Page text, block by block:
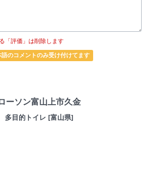
「評価」は削除します
のコメントのみ受け付けてます
ーソン富山上市久金
多目的トイレ [富山県]